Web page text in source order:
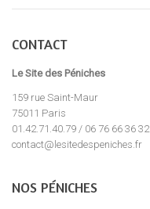
CONTACT
Le Site des Péniches
159 rue Saint-Maur
75011 Paris
01.42.71.40.79 / 06 76 66 36 32
contact@lesitedespeniches.fr
NOS PÉNICHES